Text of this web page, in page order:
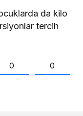
da kilo
tercih
0 0